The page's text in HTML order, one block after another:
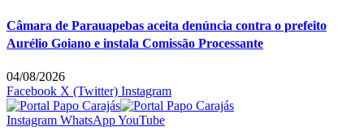
Câmara de Parauapebas aceita denúncia contra o prefeito
Aurélio Goiano e instala Comissão Processante
04/08/2026
Facebook X (Twitter) Instagram
Instagram WhatsAppYouTube